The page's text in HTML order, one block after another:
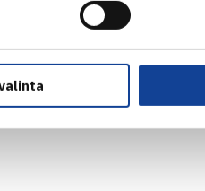
päättyivät
yhdessä kaksinpelin
/Emil Matikainenpari